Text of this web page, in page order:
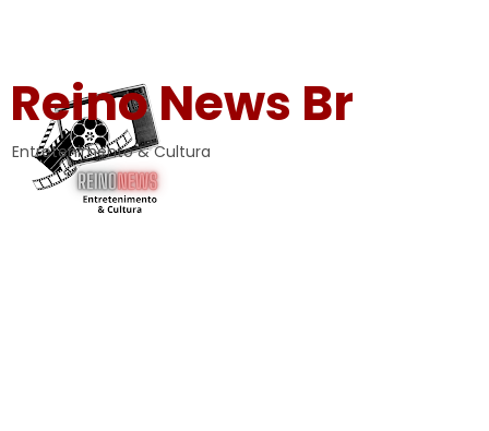
Reino News Br
Entretenimento & Cultura